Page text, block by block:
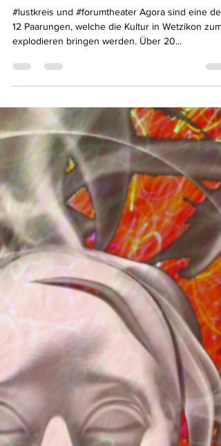
celineolivier77
Kulturexplosion in Wetzikon!
#lustkreis und #forumtheater Agora sind eine der
12 Paarungen, welche die Kultur in Wetzikon zum
explodieren bringen werden. Über 20...